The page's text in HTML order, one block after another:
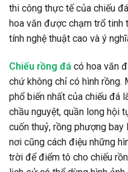
thi công thực tế của chiếu
hoa văn được chạm trổ tinh
tính nghệ thuật cao và ý
Chiếu rồng đá có hoa văn
chứ không chỉ có hình rồng.
phổ biến nhất của chiếu đá
chầu nguyệt, quần long hội
cuốn thuỷ, rồng phượng
nơi cũng cách điệu những
trời để điểm tô cho chiếu